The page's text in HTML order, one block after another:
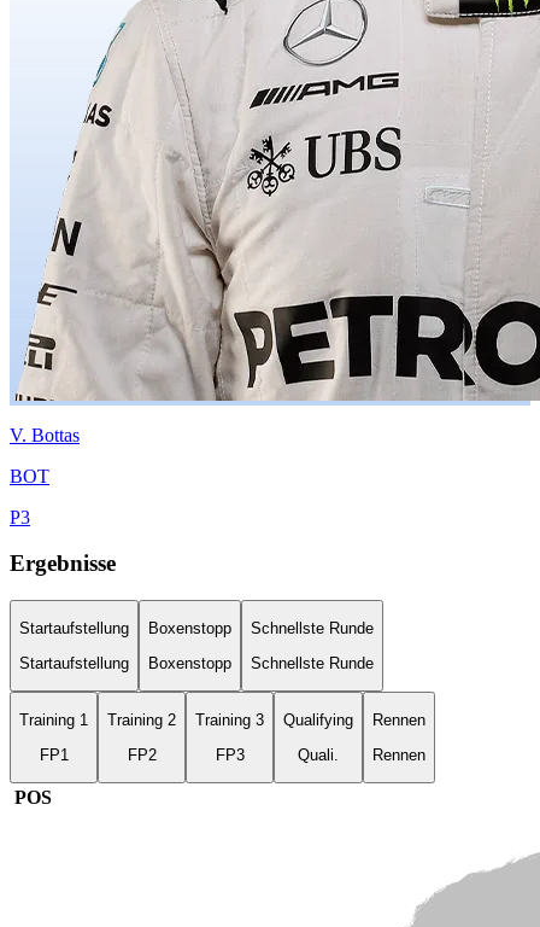
V. Bottas
BOT
P3
Ergebnisse
Startaufstellung
Startaufstellung
Boxenstopp
Boxenstopp
Schnellste Runde
Schnellste Runde
Training 1
FP1
Training 2
FP2
Training 3
FP3
Qualifying
Quali.
Rennen
Rennen
POS